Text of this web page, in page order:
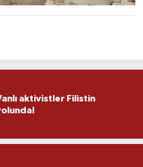
aktivistler Filistin